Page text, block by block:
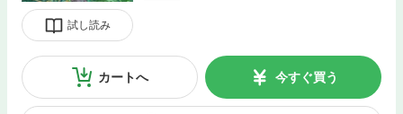
試し読み
カートへ 今すぐ買う